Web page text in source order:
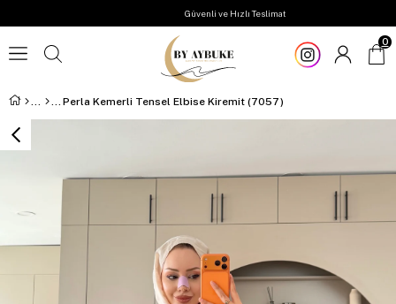
Güvenli ve Hızlı Teslimat
0
Perla Kemerli Tensel Elbise Kiremit (7057)